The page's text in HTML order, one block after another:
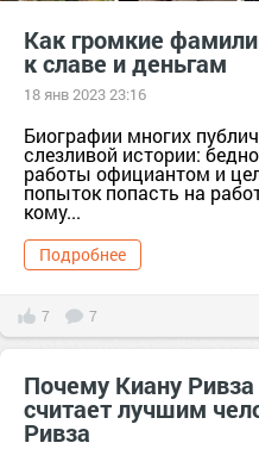
Как громкие
к славе и деньгам
18 янв 2023 23:16
Биографии многих
слезливой истории:
работы официантом и
попыток попасть на
кому...
Подробнее
7 7
Почему Киану Ривза
считает лучшим
Ривза